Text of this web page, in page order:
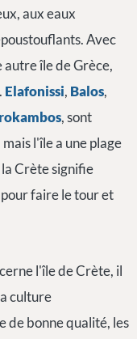
aux eaux
Avec
autre île de Grèce,
Elafonissi, Balos,
, sont
l'île a une plage
la Crète signifie
faire le tour et
l'île de Crète, il
culture
de bonne qualité, les